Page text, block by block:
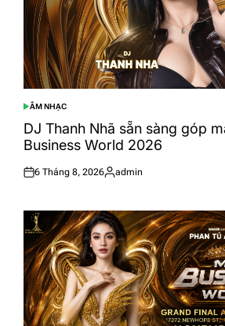
POSTED
IN
ÂM NHẠC
DJ Thanh Nhã sẵn sàng góp
Business World 2026
Posted
6 Tháng 8, 2026
Posted
admin